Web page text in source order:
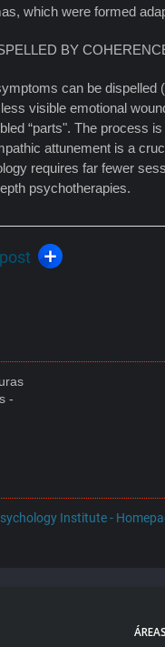
which were formed
BY
can be dispelled
visible emotional
“parts". The process
attunement is a
requires far fewer
psychotherapies.
-
Institute -